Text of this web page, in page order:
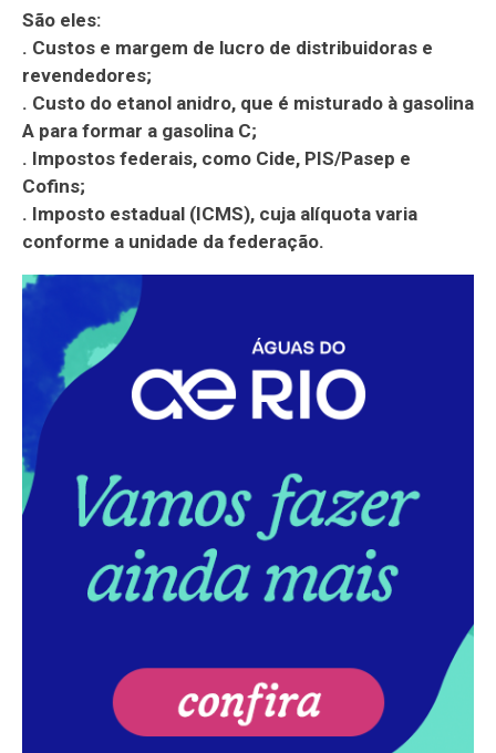
São eles:
. Custos e margem de lucro de distribuidoras e
revendedores;
. Custo do etanol anidro, que é misturado à gasolina
A para formar a gasolina C;
. Impostos federais, como Cide, PIS/Pasep e
Cofins;
. Imposto estadual (ICMS), cuja alíquota varia
conforme a unidade da federação.